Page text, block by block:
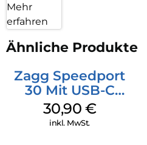
Mehr
erfahren
Ähnliche Produkte
Zagg Speedport
30 Mit USB-C
Kabel Weiß
30,90 €
inkl. MwSt.